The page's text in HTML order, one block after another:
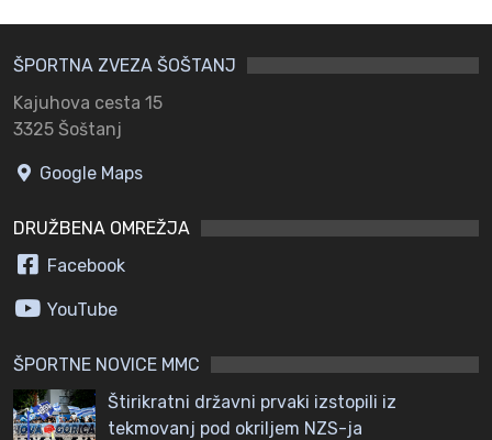
ŠPORTNA ZVEZA ŠOŠTANJ
Kajuhova cesta 15
3325 Šoštanj
Google Maps
DRUŽBENA OMREŽJA
Facebook
YouTube
ŠPORTNE NOVICE MMC
Štirikratni državni prvaki izstopili iz
tekmovanj pod okriljem NZS-ja